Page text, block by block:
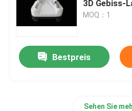
Drucker des Schmuck-3D
Drucker DLPs 3d
3D Gebiss-
Ritons Dual-
MOQ：1
Bestpreis
Sehen Sie